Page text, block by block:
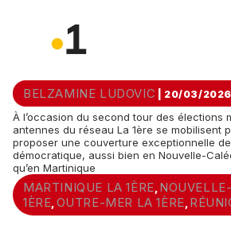
BELZAMINE LUDOVIC | 20/03/2026
À l’occasion du second tour des élections
antennes du réseau La 1ère se mobilisent
proposer une couverture exceptionnelle
démocratique, aussi bien en Nouvelle-
qu’en Martinique
MARTINIQUE LA 1ÈRE
1ÈRE OUTRE-MER LA 1ÈRE